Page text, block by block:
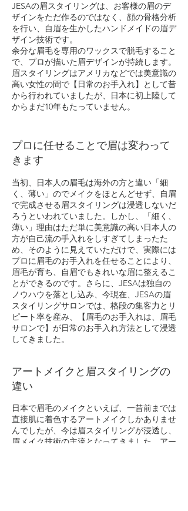
JESAの眉スタイリングは、お客様の眉のデ
ザインをただ作るのではなく、顔の骨格分析
を行い、自眉を生かしたハンドメイドの眉デ
ザイン技術です。
余分な眉毛を専用のワックスで脱毛すること
で、プロが描いた眉デザインが持続します。
眉スタイリングはアメリカなどでは美意識の
高い女性の間で【日常のお手入れ】として昔
から行われていましたが、日本に初上陸して
からまだ10年もたっていません。
プロに任せることで眉は変わって
きます
当初、日本人の眉毛は海外の方と違い「細
く、薄い」のでメイクをほとんどせず、自眉
で完成させる眉スタイリングは浸透しないだ
ろうといわれていました。しかし、「細く、
薄い」理由はただ単に美意識の高い日本人の
方が自己流の手入れをしすぎてしまったた
め、そのように見えていただけで、実際には
プロに眉毛のお手入れを任せることにより、
眉毛が育ち、自眉でもきれいな眉に整えるこ
とができるのです。さらに、JESAは独自の
ノウハウを落とし込み、今現在、JESAの眉
スタイリングサロンでは、格段の集客力とリ
ピート率を産み、【眉毛のお手入れは、眉毛
サロンで】が日常のお手入れ方法として浸透
してきました。
アートメイクと眉スタイリングの
違い
日本で眉毛のメイクといえば、一昔前までは
直接肌に着色するアートメイクしかありませ
んでしたが、今は眉スタイリングが浸透し、
眉メイク技術の主流となってきました。アー